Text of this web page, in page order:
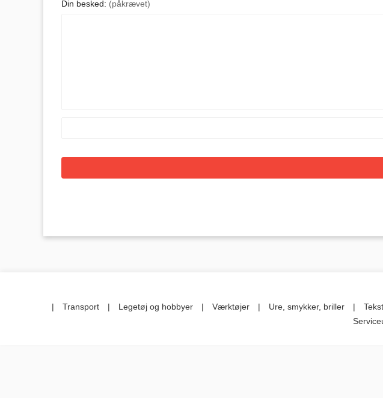
Din besked: (påkrævet)
| Transport | Legetøj og hobbyer | Værktøjer | Ure, smykker, briller |